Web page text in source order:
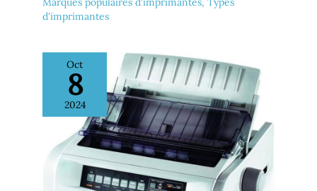
d'imprimantes
Oct
8
2024